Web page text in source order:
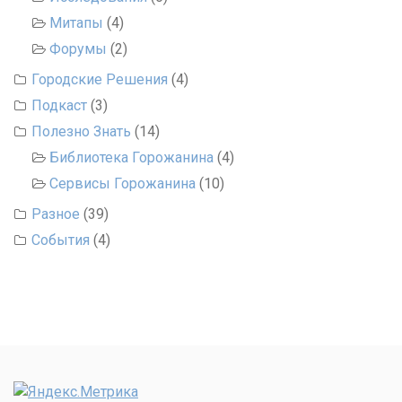
Митапы (4)
Форумы (2)
Городские Решения (4)
Подкаст (3)
Полезно Знать (14)
Библиотека Горожанина (4)
Сервисы Горожанина (10)
Разное (39)
События (4)